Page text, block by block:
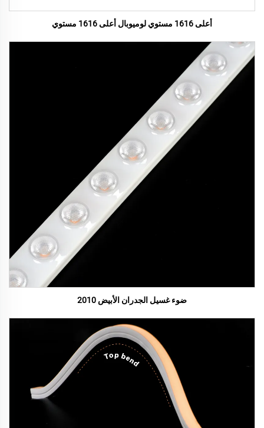
أعلى 1616 مستوي لوميوبال أعلى 1616 مستوي
ضوء غسيل الجدران الأبيض 2010